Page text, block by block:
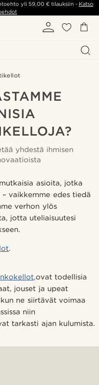
yli 59,00 €tilauksiin - Katso
yhdestä ihmisen
​​asioita, jotka
vaikkemme edes tiedä
verhon ylös
jotta uteliaisuutesi
.
ovat todellisia
jouset ja upeat
ne siirtävät voimaa
niin
tarkasti ajan kulumista.